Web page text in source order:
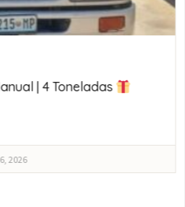
| Marca: MAN | TGS 33.360 |